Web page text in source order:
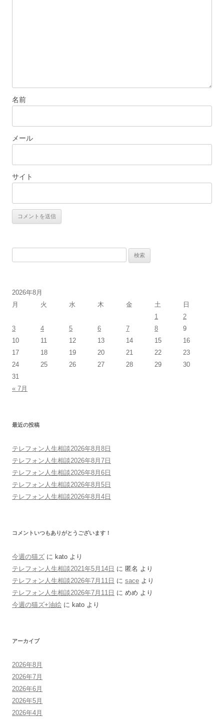
名前
メール
サイト
2026年8月
月
火 水 木 金 土
日
1
2
3
4 5 6 7 8
9
10
11 12 13 14 15
16
17
18 19 20 21 22
23
24
25 26 27 28 29
30
31
« 7月
最近の投稿
テレフォン人生相談2026年8月8日
テレフォン人生相談2026年8月7日
テレフォン人生相談2026年8月6日
テレフォン人生相談2026年8月5日
テレフォン人生相談2026年8月4日
コメントいつもありがとうございます！
今週の猫ズ に kato より
テレフォン人生相談2021年5月14日 に 匿名 より
テレフォン人生相談2026年7月11日 に sace より
テレフォン人生相談2026年7月11日 に めめ より
今週の猫ズ+油絵 に kato より
アーカイブ
2026年8月
2026年7月
2026年6月
2026年5月
2026年4月